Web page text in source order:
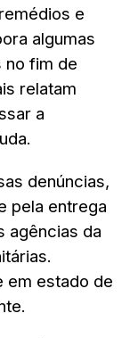
e
algumas
no fim de
relatam
a
denúncias,
pela entrega
agências da
em estado de